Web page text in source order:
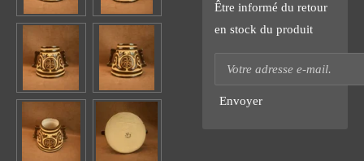
Être informé du retour
en stock du produit
Envoyer